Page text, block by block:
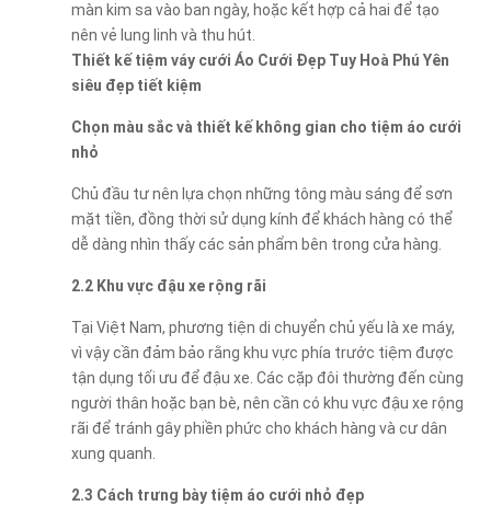
màn kim sa vào ban ngày, hoặc kết hợp cả hai để tạo
nên vẻ lung linh và thu hút.
Thiết kế tiệm váy cưới Áo Cưới Đẹp Tuy Hoà Phú Yên
siêu đẹp tiết kiệm
Chọn màu sắc và thiết kế không gian cho tiệm áo cưới
nhỏ
Chủ đầu tư nên lựa chọn những tông màu sáng để sơn
mặt tiền, đồng thời sử dụng kính để khách hàng có thể
dễ dàng nhìn thấy các sản phẩm bên trong cửa hàng.
2.2 Khu vực đậu xe rộng rãi
Tại Việt Nam, phương tiện di chuyển chủ yếu là xe máy,
vì vậy cần đảm bảo rằng khu vực phía trước tiệm được
tận dụng tối ưu để đậu xe. Các cặp đôi thường đến cùng
người thân hoặc bạn bè, nên cần có khu vực đậu xe rộng
rãi để tránh gây phiền phức cho khách hàng và cư dân
xung quanh.
2.3 Cách trưng bày tiệm áo cưới nhỏ đẹp